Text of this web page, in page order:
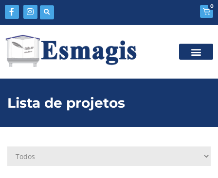
0
Lista de projetos